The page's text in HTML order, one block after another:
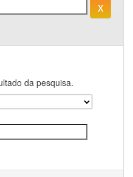
da pesquisa.